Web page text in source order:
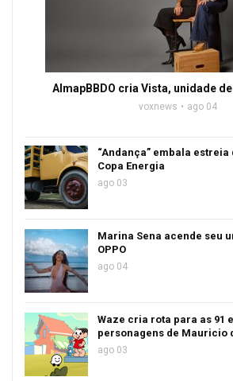
AlmapBBDO cria Vista, unidade
voxnews ago 04
“Andança” embala estreia
Copa Energia
ago 03
Marina Sena acende seu
OPPO
ago 04
Waze cria rota para as 91
personagens de Mauricio
ago 03